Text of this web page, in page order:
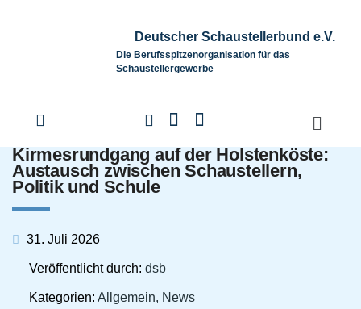
Deutscher Schaustellerbund e.V.
Die Berufsspitzenorganisation für das
Schaustellergewerbe
Kirmesrundgang auf der Holstenköste:
Austausch zwischen Schaustellern,
Politik und Schule
31. Juli 2026
Veröffentlicht durch: dsb
Kategorien: Allgemein, News